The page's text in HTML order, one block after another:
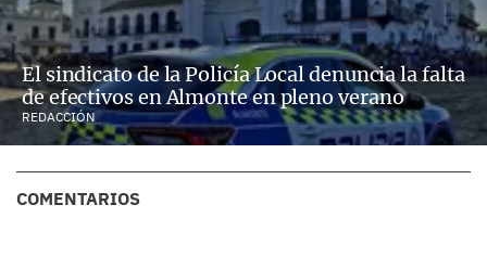
El sindicato de la Policía Local denuncia la falta
de efectivos en Almonte en pleno verano
REDACCIÓN
COMENTARIOS